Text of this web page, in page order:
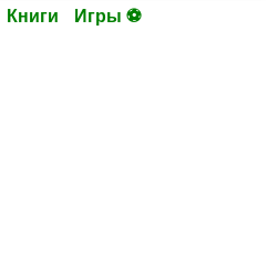
Книги Игры ⚽